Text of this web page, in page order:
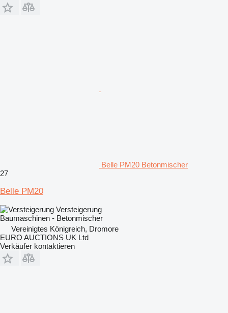
Belle PM20 Betonmischer
27
Belle PM20
Versteigerung
Baumaschinen - Betonmischer
Vereinigtes Königreich, Dromore
EURO AUCTIONS UK Ltd
Verkäufer kontaktieren